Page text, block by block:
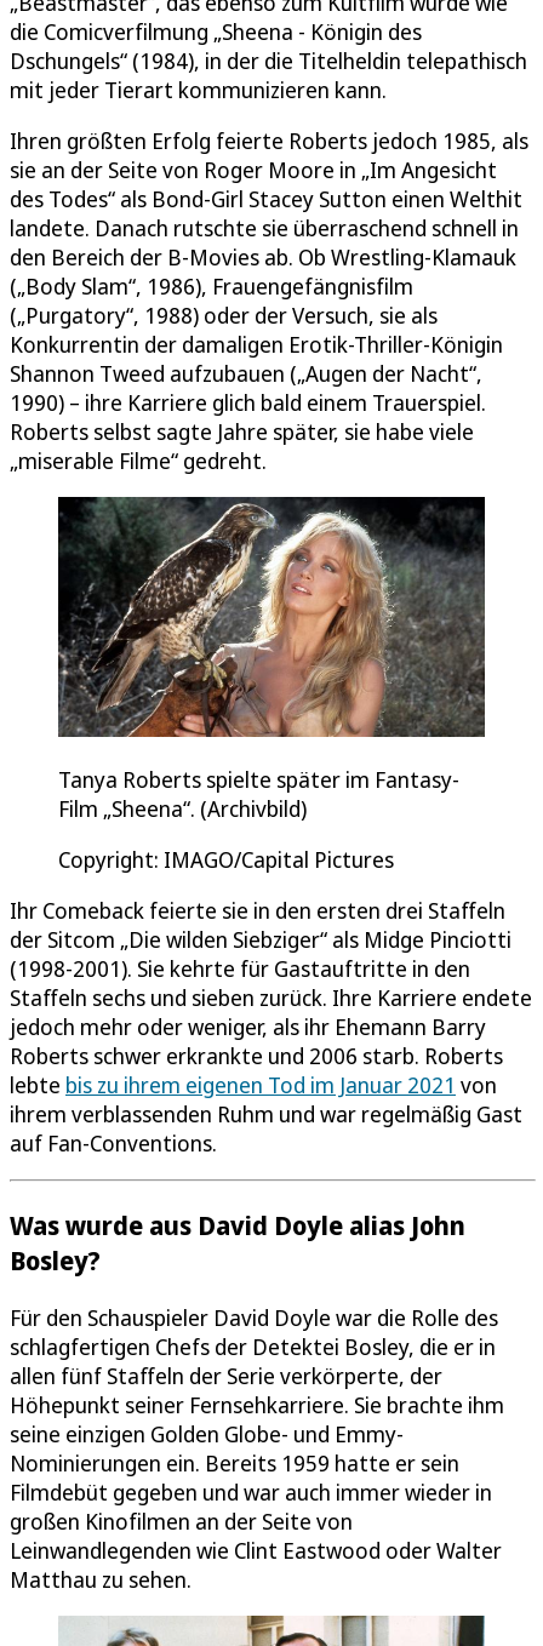
die Comicverfilmung „Sheena - Königin des
Dschungels“ (1984), in der die Titelheldin telepathisch
mit jeder Tierart kommunizieren kann.
Ihren größten Erfolg feierte Roberts jedoch 1985, als
sie an der Seite von Roger Moore in „Im Angesicht
des Todes“ als Bond-Girl Stacey Sutton einen Welthit
landete. Danach rutschte sie überraschend schnell in
den Bereich der B-Movies ab. Ob Wrestling-Klamauk
(„Body Slam“, 1986), Frauengefängnisfilm
(„Purgatory“, 1988) oder der Versuch, sie als
Konkurrentin der damaligen Erotik-Thriller-Königin
Shannon Tweed aufzubauen („Augen der Nacht“,
1990) – ihre Karriere glich bald einem Trauerspiel.
Roberts selbst sagte Jahre später, sie habe viele
„miserable Filme“ gedreht.
Tanya Roberts spielte später im Fantasy-
Film „Sheena“. (Archivbild)
Copyright: IMAGO/Capital Pictures
Ihr Comeback feierte sie in den ersten drei Staffeln
der Sitcom „Die wilden Siebziger“ als Midge Pinciotti
(1998-2001). Sie kehrte für Gastauftritte in den
Staffeln sechs und sieben zurück. Ihre Karriere endete
jedoch mehr oder weniger, als ihr Ehemann Barry
Roberts schwer erkrankte und 2006 starb. Roberts
lebte bis zu ihrem eigenen Tod im Januar 2021 von
ihrem verblassenden Ruhm und war regelmäßig Gast
auf Fan-Conventions.
Was wurde aus David Doyle alias John
Bosley?
Für den Schauspieler David Doyle war die Rolle des
schlagfertigen Chefs der Detektei Bosley, die er in
allen fünf Staffeln der Serie verkörperte, der
Höhepunkt seiner Fernsehkarriere. Sie brachte ihm
seine einzigen Golden Globe- und Emmy-
Nominierungen ein. Bereits 1959 hatte er sein
Filmdebüt gegeben und war auch immer wieder in
großen Kinofilmen an der Seite von
Leinwandlegenden wie Clint Eastwood oder Walter
Matthau zu sehen.